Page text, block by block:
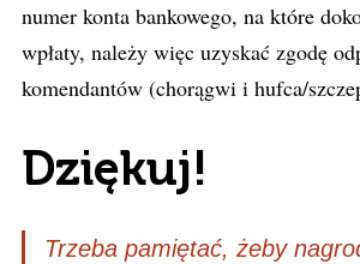
numer konta bankowego, na które
wpłaty, należy więc uzyskać zgodę
komendantów (chorągwi i hufca/
Dziękuj!
Trzeba pamiętać, żeby